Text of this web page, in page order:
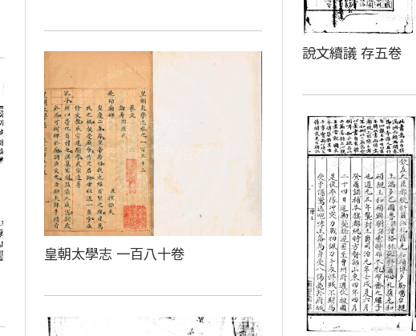
說文續議 存五卷
皇朝太學志 一百八十卷